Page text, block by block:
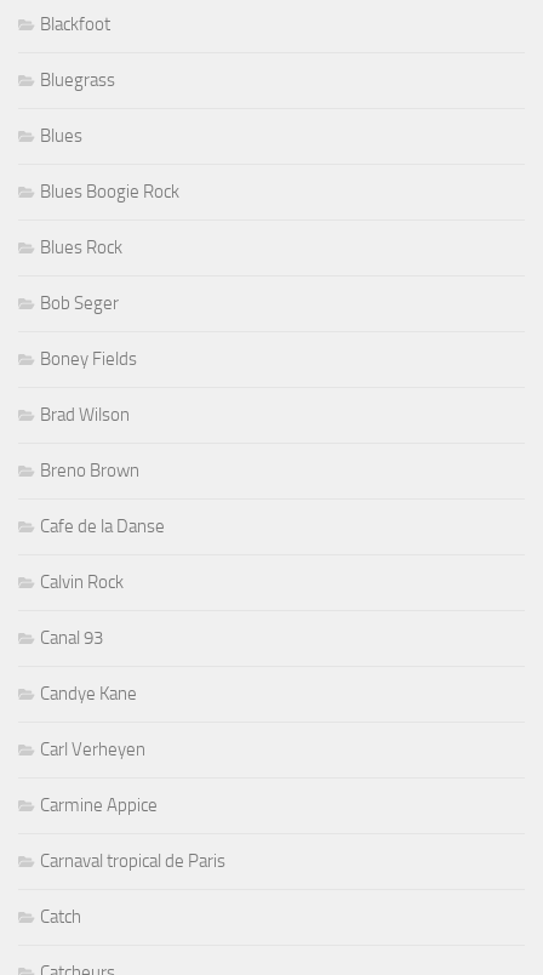
Blackfoot
Bluegrass
Blues
Blues Boogie Rock
Blues Rock
Bob Seger
Boney Fields
Brad Wilson
Breno Brown
Cafe de la Danse
Calvin Rock
Canal 93
Candye Kane
Carl Verheyen
Carmine Appice
Carnaval tropical de Paris
Catch